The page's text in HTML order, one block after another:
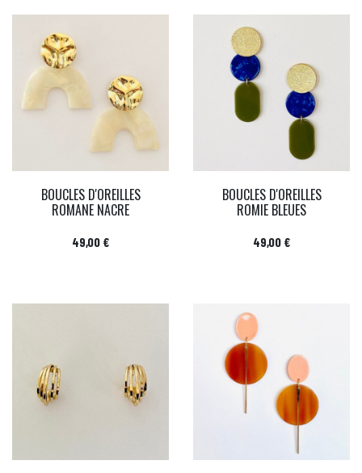
BOUCLES D'OREILLES
ROMANE NACRE
Prix
49,00 €
BOUCLES D'OREILLES
ROMIE BLEUES
Prix
49,00 €